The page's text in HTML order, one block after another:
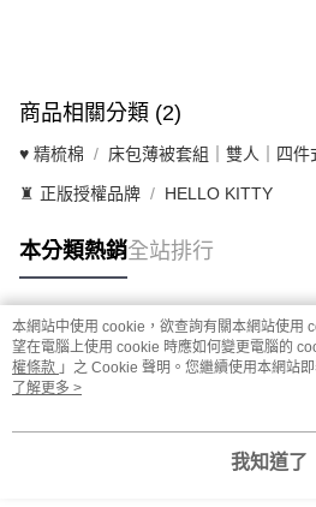
商品相關分類 (2)
♥ 精梳棉 床包薄被套組｜雙人｜四件
♜ 正版授權品牌 HELLO KITTY
本分類熱銷全站排行
熱門標籤
本網站中使用 cookie，欲查詢有關本網站使用
望在電腦上使用 cookie 時應如何變更電腦的
權條款 」之 Cookie 聲明。您繼續使用本網站
用條款之 Cookie 聲明使用 cookie。
了解更多 >
我知道了